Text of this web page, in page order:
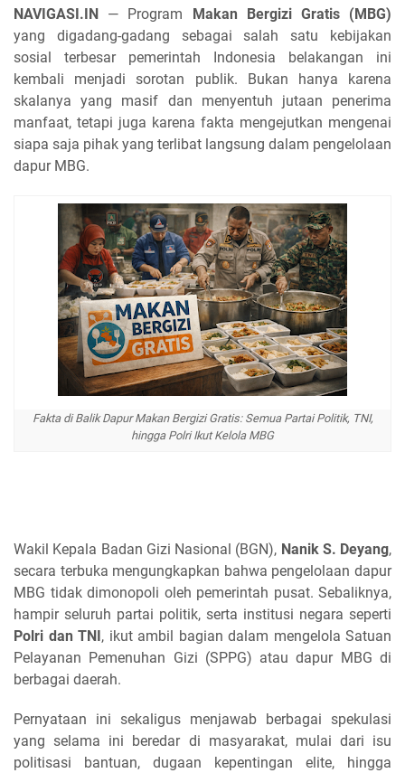
NAVIGASI.IN — Program Makan Bergizi Gratis (MBG)
yang digadang-gadang sebagai salah satu kebijakan
sosial terbesar pemerintah Indonesia belakangan ini
kembali menjadi sorotan publik. Bukan hanya karena
skalanya yang masif dan menyentuh jutaan penerima
manfaat, tetapi juga karena fakta mengejutkan mengenai
siapa saja pihak yang terlibat langsung dalam pengelolaan
dapur MBG.
Fakta di Balik Dapur Makan Bergizi Gratis: Semua Partai Politik, TNI,
hingga Polri Ikut Kelola MBG
Wakil Kepala Badan Gizi Nasional (BGN), Nanik S. Deyang,
secara terbuka mengungkapkan bahwa pengelolaan dapur
MBG tidak dimonopoli oleh pemerintah pusat. Sebaliknya,
hampir seluruh partai politik, serta institusi negara seperti
Polri dan TNI, ikut ambil bagian dalam mengelola Satuan
Pelayanan Pemenuhan Gizi (SPPG) atau dapur MBG di
berbagai daerah.
Pernyataan ini sekaligus menjawab berbagai spekulasi
yang selama ini beredar di masyarakat, mulai dari isu
politisasi bantuan, dugaan kepentingan elite, hingga